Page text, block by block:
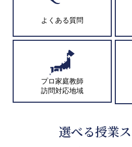
よくある質問
プロ家庭教師
訪問対応地域
選べる授業